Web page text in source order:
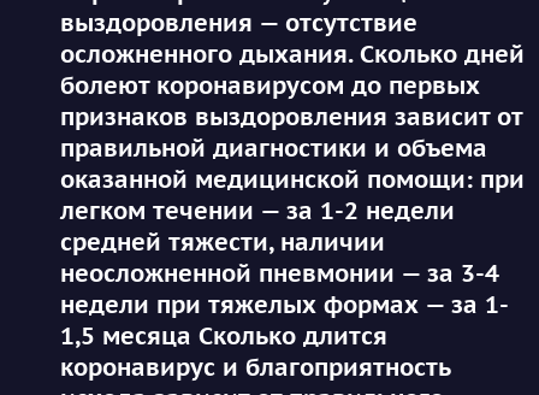
выздоровления — отсутствие
осложненного дыхания. Сколько дней
болеют коронавирусом до первых
признаков выздоровления зависит от
правильной диагностики и объема
оказанной медицинской помощи: при
легком течении — за 1-2 недели
средней тяжести, наличии
неосложненной пневмонии — за 3-4
недели при тяжелых формах — за 1-
1,5 месяца Сколько длится
коронавирус и благоприятность